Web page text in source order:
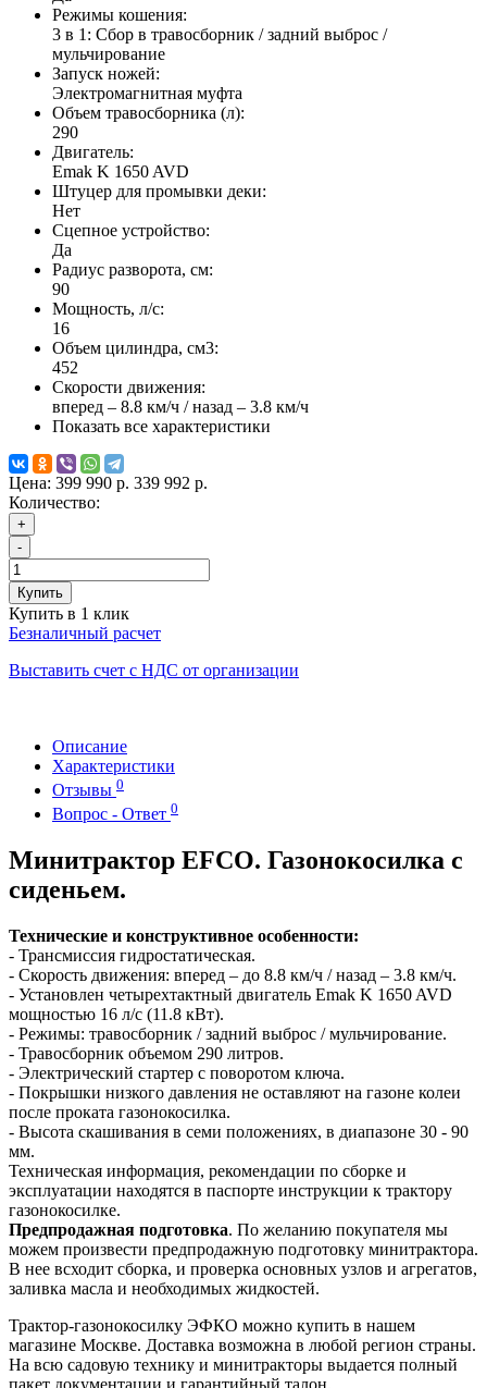
Режимы кошения:
3 в 1: Сбор в травосборник / задний выброс /
мульчирование
Запуск ножей:
Электромагнитная муфта
Объем травосборника (л):
290
Двигатель:
Emak K 1650 AVD
Штуцер для промывки деки:
Нет
Сцепное устройство:
Да
Радиус разворота, см:
90
Мощность, л/с:
16
Объем цилиндра, см3:
452
Скорости движения:
вперед – 8.8 км/ч / назад – 3.8 км/ч
Показать все характеристики
Цена: 399 990 р. 339 992 р.
Количество:
+
-
Купить
Купить в 1 клик
Безналичный расчет
Выставить счет с НДС от организации
Описание
Характеристики
Отзывы 0
Вопрос - Ответ 0
Минитрактор EFCO. Газонокосилка с
сиденьем.
Технические и конструктивное особенности:
- Трансмиссия гидростатическая.
- Скорость движения: вперед – до 8.8 км/ч / назад – 3.8 км/ч.
- Установлен четырехтактный двигатель Emak K 1650 AVD
мощностью 16 л/с (11.8 кВт).
- Режимы: травосборник / задний выброс / мульчирование.
- Травосборник объемом 290 литров.
- Электрический стартер с поворотом ключа.
- Покрышки низкого давления не оставляют на газоне колеи
после проката газонокосилка.
- Высота скашивания в семи положениях, в диапазоне 30 - 90
мм.
Техническая информация, рекомендации по сборке и
эксплуатации находятся в паспорте инструкции к трактору
газонокосилке.
Предпродажная подготовка. По желанию покупателя мы
можем произвести предпродажную подготовку минитрактора.
В нее всходит сборка, и проверка основных узлов и агрегатов,
заливка масла и необходимых жидкостей.
Трактор-газонокосилку ЭФКО можно купить в нашем
магазине Москве. Доставка возможна в любой регион страны.
На всю садовую технику и минитракторы выдается полный